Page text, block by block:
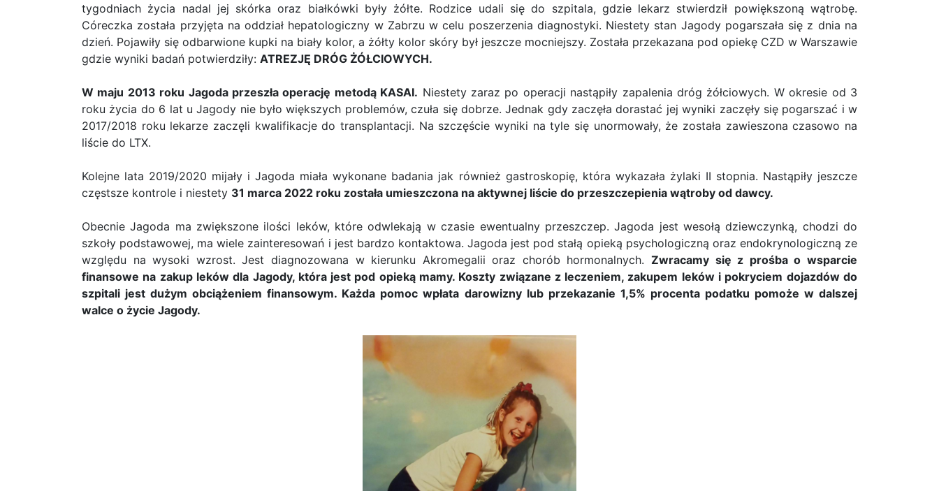
tygodniach życia nadal jej skórka oraz białkówki były żółte. Rodzice udali się do szpitala, gdzie lekarz stwierdził powiększoną wątrobę.
Córeczka została przyjęta na oddział hepatologiczny w Zabrzu w celu poszerzenia diagnostyki. Niestety stan Jagody pogarszała się z dnia na
dzień. Pojawiły się odbarwione kupki na biały kolor, a żółty kolor skóry był jeszcze mocniejszy. Została przekazana pod opiekę CZD w Warszawie
gdzie wyniki badań potwierdziły: ATREZJĘ DRÓG ŻÓŁCIOWYCH.
W maju 2013 roku Jagoda przeszła operację metodą KASAI. Niestety zaraz po operacji nastąpiły zapalenia dróg żółciowych. W okresie od 3
roku życia do 6 lat u Jagody nie było większych problemów, czuła się dobrze. Jednak gdy zaczęła dorastać jej wyniki zaczęły się pogarszać i w
2017/2018 roku lekarze zaczęli kwalifikacje do transplantacji. Na szczęście wyniki na tyle się unormowały, że została zawieszona czasowo na
liście do LTX.
Kolejne lata 2019/2020 mijały i Jagoda miała wykonane badania jak również gastroskopię, która wykazała żylaki II stopnia. Nastąpiły jeszcze
częstsze kontrole i niestety 31 marca 2022 roku została umieszczona na aktywnej liście do przeszczepienia wątroby od dawcy.
Obecnie Jagoda ma zwiększone ilości leków, które odwlekają w czasie ewentualny przeszczep. Jagoda jest wesołą dziewczynką, chodzi do
szkoły podstawowej, ma wiele zainteresowań i jest bardzo kontaktowa. Jagoda jest pod stałą opieką psychologiczną oraz endokrynologiczną ze
względu na wysoki wzrost. Jest diagnozowana w kierunku Akromegalii oraz chorób hormonalnych.Zwracamy się z prośba o wsparcie
finansowe na zakup leków dla Jagody, która jest pod opieką mamy. Koszty związane z leczeniem, zakupem leków i pokryciem dojazdów do
szpitali jest dużym obciążeniem finansowym. Każda pomoc wpłata darowizny lub przekazanie 1,5% procenta podatku pomoże w dalszej
walce o życie Jagody.